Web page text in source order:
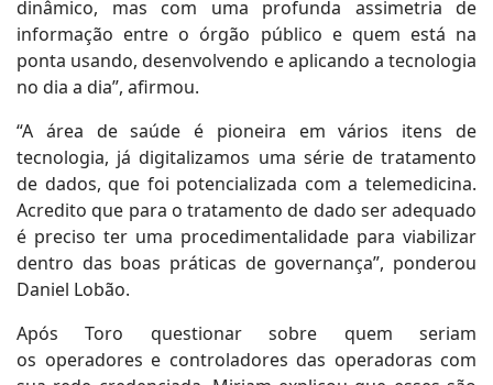
dinâmico, mas com uma profunda assimetria de
informação entre o órgão público e quem está na
ponta usando, desenvolvendo e aplicando a tecnologia
no dia a dia”, afirmou.
“A área de saúde é pioneira em vários itens de
tecnologia, já digitalizamos uma série de tratamento
de dados, que foi potencializada com a telemedicina.
Acredito que para o tratamento de dado ser adequado
é preciso ter uma procedimentalidade para viabilizar
dentro das boas práticas de governança”, ponderou
Daniel Lobão.
Após Toro questionar sobre quem seriam
os operadores e controladores das operadoras com